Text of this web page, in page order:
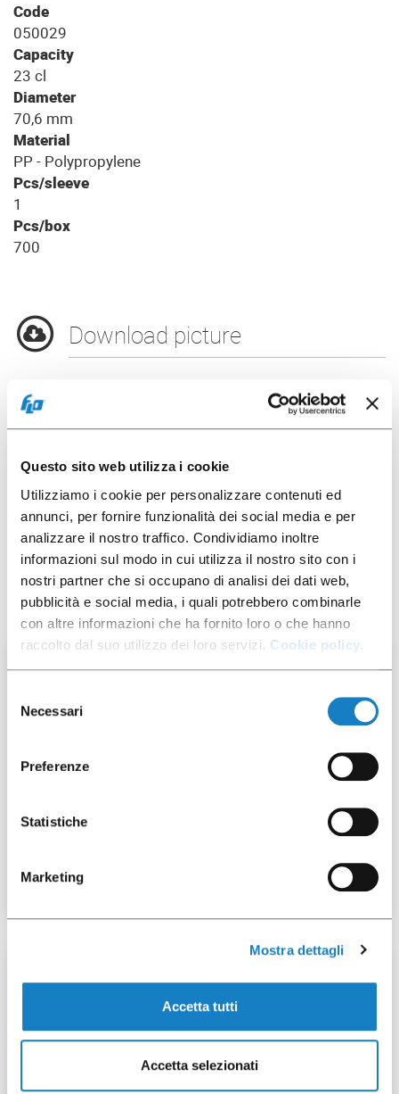
Questo sito web utilizza i cookie
Utilizziamo i cookie per personalizzare contenuti ed
annunci, per fornire funzionalità dei social media e per
analizzare il nostro traffico. Condividiamo inoltre
informazioni sul modo in cui utilizza il nostro sito con i
nostri partner che si occupano di analisi dei dati web,
pubblicità e social media, i quali potrebbero combinarle
con altre informazioni che ha fornito loro o che hanno
raccolto dal suo utilizzo dei loro servizi. Cookie policy.
delNecessari
Preferenze
Statistiche
Marketing
Mostra dettagli
Accetta tutti
Accetta selezionati
Code
050029
Capacity
23 cl
Diameter
70,6 mm
Material
PP - Polypropylene
Pcs/sleeve
1
Pcs/box
700
Download picture
Product data
Packaging options
You may also be interested in:
50 pcs
Flat Lid PET Cross Cut for
100 pcs